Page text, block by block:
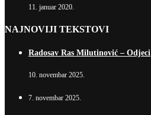
11. januar 2020.
NAJNOVIJI TEKSTOVI
Radosav Ras Milutinović – Odjeci
10. novembar 2025.
7. novembar 2025.